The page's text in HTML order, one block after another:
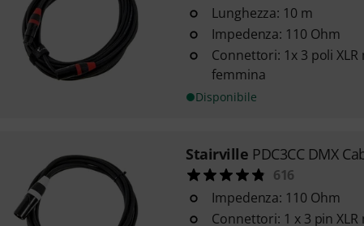
Lunghezza: 10 m
Impedenza: 110 Ohm
Connettori: 1x 3 poli XLR
femmina
Disponibile
Stairville PDC3CC DMX
616
Impedenza: 110 Ohm
Connettori: 1 x 3 pin XLR